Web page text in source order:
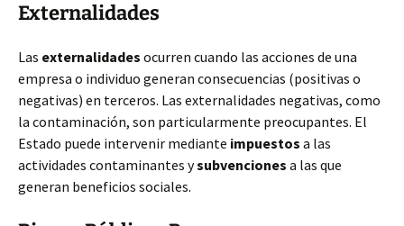
Externalidades
Las externalidades ocurren cuando las acciones de una
empresa o individuo generan consecuencias (positivas o
negativas) en terceros. Las externalidades negativas, como
la contaminación, son particularmente preocupantes. El
Estado puede intervenir mediante impuestos a las
actividades contaminantes ysubvenciones a las que
generan beneficios sociales.